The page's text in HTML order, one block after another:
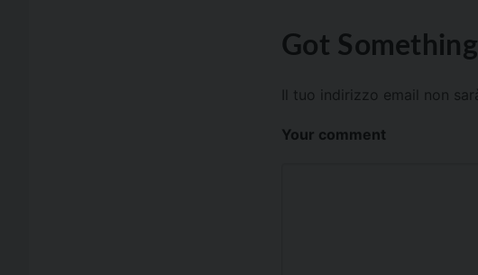
Got
Il tuo indirizzo email non
Your comment